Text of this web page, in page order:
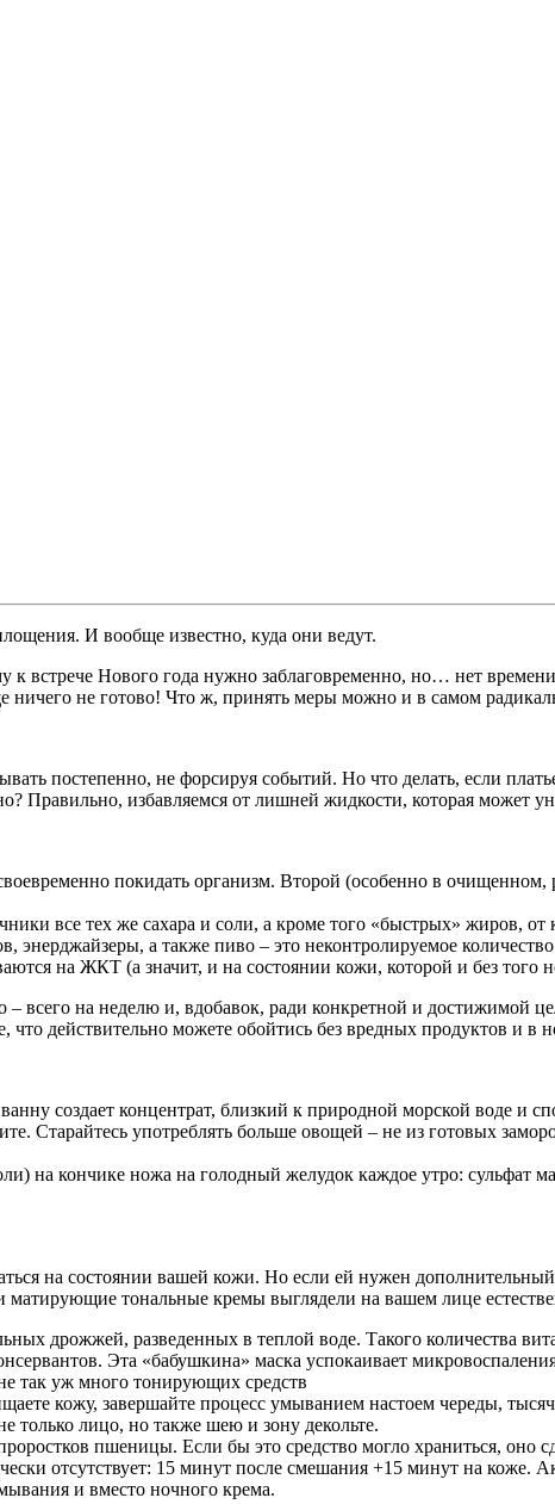
И вообще известно, куда они ведут.
встрече Нового года нужно заблаговременно, но… нет
не готово! Что ж, принять меры можно и в самом
постепенно, не форсируя событий. Но что делать, если
Правильно, избавляемся от лишней жидкости, которая может
покидать организм. Второй (особенно в
все тех же сахара и соли, а кроме того «быстрых» жиров,
энерджайзеры, а также пиво – это неконтролируемое
на ЖКТ (а значит, и на состоянии кожи, которой и без того
– всего на неделю и, вдобавок, ради конкретной и
что действительно можете обойтись без вредных продуктов и в
создает концентрат, близкий к природной морской воде и
Старайтесь употреблять больше овощей – не из готовых
на кончике ножа на голодный желудок каждое утро: сульфат
на состоянии вашей кожи. Но если ей нужен
тональные кремы выглядели на вашем лице
дрожжей, разведенных в теплой воде. Такого количества
Эта «бабушкина» маска успокаивает
так уж много тонирующих средств
кожу, завершайте процесс умыванием настоем череды,
только лицо, но также шею и зону декольте.
пшеницы. Если бы это средство могло храниться, оно
отсутствует: 15 минут после смешания +15 минут на коже.
и вместо ночного крема.